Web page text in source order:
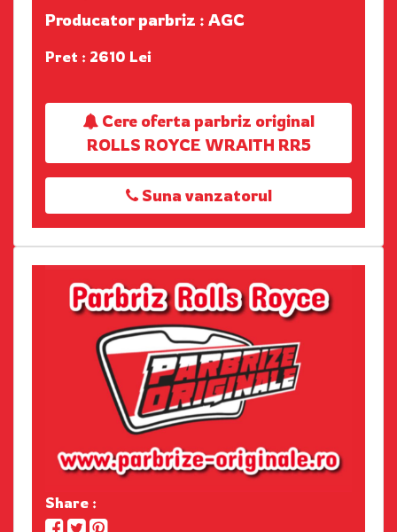
Producator parbriz : AGC
Pret : 2610 Lei
Cere oferta parbriz original
ROLLS ROYCE WRAITH RR5
Suna vanzatorul
Share :